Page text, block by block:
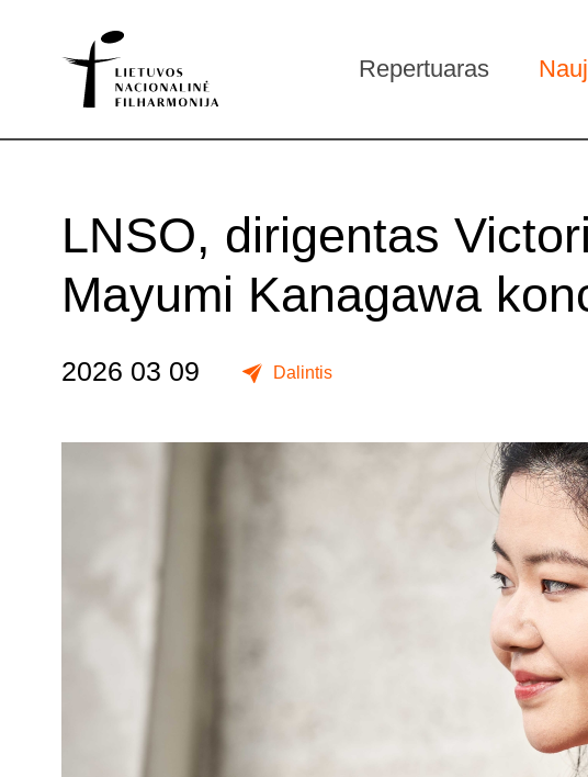
Repertuaras
LNSO, dirigentas
Mayumi Kanagawa
2026 03 09 Dalintis